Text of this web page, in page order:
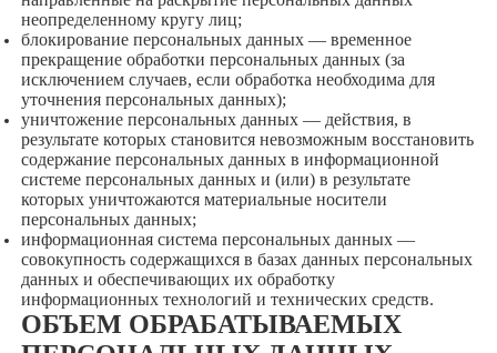
неопределенному кругу лиц;
блокирование персональных данных — временное
прекращение обработки персональных данных (за
исключением случаев, если обработка необходима для
уточнения персональных данных);
уничтожение персональных данных — действия, в
результате которых становится невозможным восстановить
содержание персональных данных в информационной
системе персональных данных и (или) в результате
которых уничтожаются материальные носители
персональных данных;
информационная система персональных данных —
совокупность содержащихся в базах данных персональных
данных и обеспечивающих их обработку
информационных технологий и технических средств.
ОБЪЕМ ОБРАБАТЫВАЕМЫХ